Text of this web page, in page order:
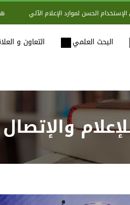
الحسن لموارد الإعلام الآلي
البحث العلمي التعاون و
والإتصال